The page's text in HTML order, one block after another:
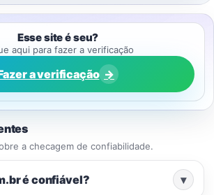
Esse site é seu?
aqui para fazer a verificação
a verificação →
a checagem de confiabilidade.
é confiável? ▾